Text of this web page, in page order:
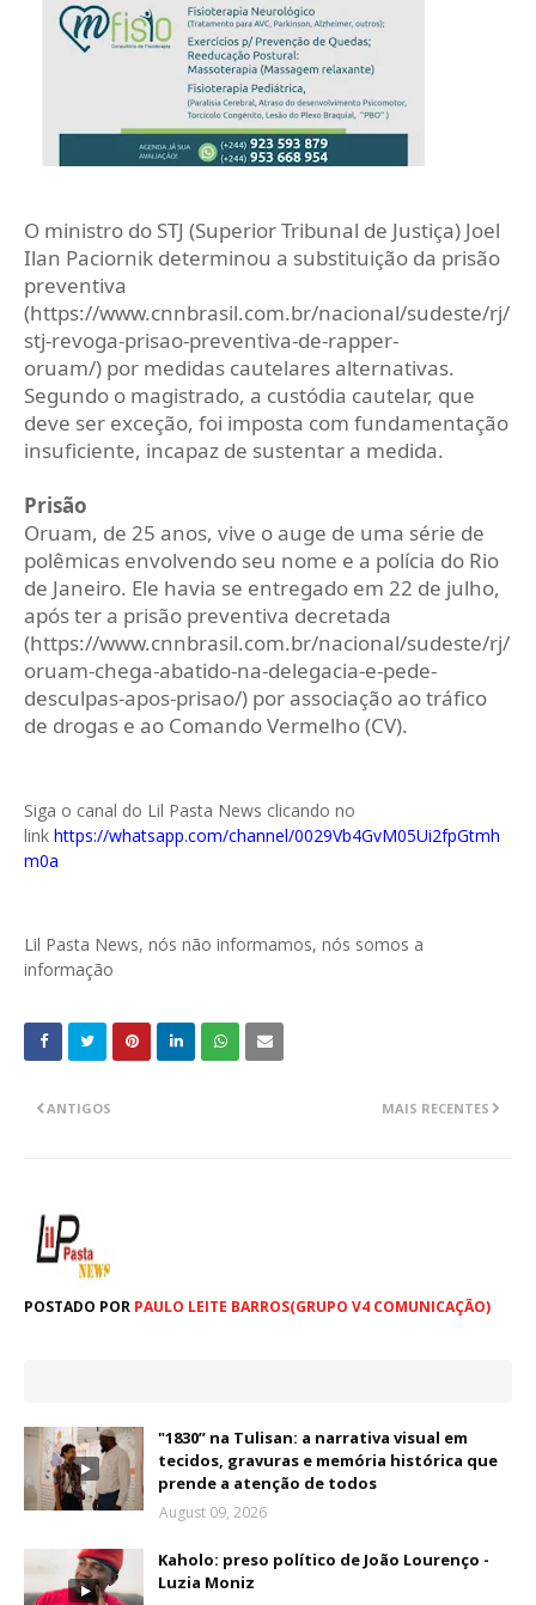
O ministro do STJ (Superior Tribunal de Justiça) Joel
Ilan Paciornik determinou a substituição da prisão
preventiva
(https://www.cnnbrasil.com.br/nacional/sudeste/rj/
stj-revoga-prisao-preventiva-de-rapper-
oruam/) por medidas cautelares alternativas.
Segundo o magistrado, a custódia cautelar, que
deve ser exceção, foi imposta com fundamentação
insuficiente, incapaz de sustentar a medida.
Prisão
Oruam, de 25 anos, vive o auge de uma série de
polêmicas envolvendo seu nome e a polícia do Rio
de Janeiro. Ele havia se entregado em 22 de julho,
após ter a prisão preventiva decretada
(https://www.cnnbrasil.com.br/nacional/sudeste/rj/
oruam-chega-abatido-na-delegacia-e-pede-
desculpas-apos-prisao/) por associação ao tráfico
de drogas e ao Comando Vermelho (CV).
Siga o canal do Lil Pasta News clicando no
link https://whatsapp.com/channel/0029Vb4GvM05Ui2fpGtmh
m0a
Lil Pasta News, nós não informamos, nós somos a
informação
MAIS RECENTES
ANTIGOS
POSTADO POR PAULO LEITE BARROS(GRUPO V4 COMUNICAÇÃO)
"1830” na Tulisan: a narrativa visual em
tecidos, gravuras e memória histórica que
prende a atenção de todos
August 09, 2026
Kaholo: preso político de João Lourenço -
Luzia Moniz